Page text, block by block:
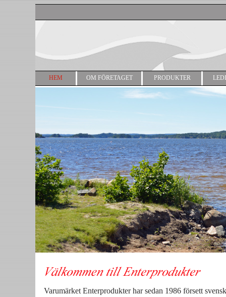
HEM OM FÖRETAGET PRODUKTER
Varumärket Enterprodukter har sedan 1986 försett